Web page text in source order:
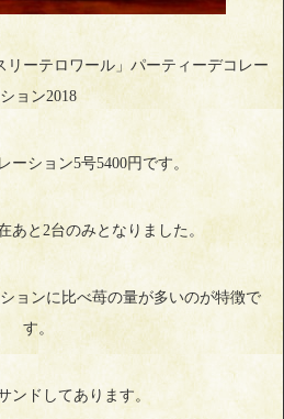
ーテロワール」パーティーデコレー
ション2018
ーション5号5400円です。
あと2台のみとなりました。
ョンに比べ苺の量が多いのが特徴で
す。
ンドしてあります。